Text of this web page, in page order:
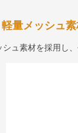
軽量メッシュ
ュ素材を採用し